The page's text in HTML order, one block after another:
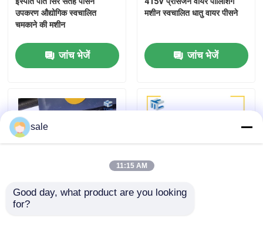
समाचार
मामले
उपकरण औद्योगिक स्वचालित
चमकाने की मशीन
जांच भेजें
मशीन स्वचालित धातु वायर पीसने
जांच भेजें
स्टील शीट 5800 मिमी वेल्ड
sale
11:15 AM
Good day, what product are you looking
for?